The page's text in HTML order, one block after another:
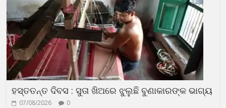
ହସ୍ତତନ୍ତ ଦିବସ : ସୁତା ଖିଅରେ ଝୁଲୁଛି ବୁଣାକାରଙ୍କ ଭାଗ୍ୟ
07/08/2026 0